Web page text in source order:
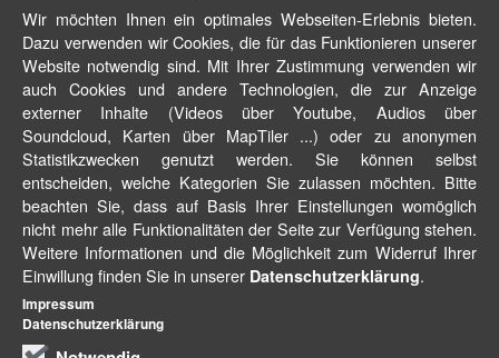
Wir möchten Ihnen ein optimales Webseiten-Erlebnis bieten.
Dazu verwenden wir Cookies, die für das Funktionieren unserer
Website notwendig sind. Mit Ihrer Zustimmung verwenden wir
auch Cookies und andere Technologien, die zur Anzeige
externer Inhalte (Videos über Youtube, Audios über
Soundcloud, Karten über MapTiler ...) oder zu anonymen
Statistikzwecken genutzt werden. Sie können selbst
entscheiden, welche Kategorien Sie zulassen möchten. Bitte
beachten Sie, dass auf Basis Ihrer Einstellungen womöglich
nicht mehr alle Funktionalitäten der Seite zur Verfügung stehen.
Weitere Informationen und die Möglichkeit zum Widerruf Ihrer
Einwillung finden Sie in unserer Datenschutzerklärung.
Impressum
Datenschutzerklärung